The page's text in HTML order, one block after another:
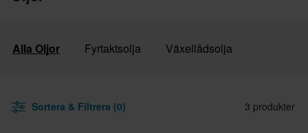
Alla Oljor Fyrtaktsolja Växellådsolja
Sortera & Filtrera (0) 3 produkter